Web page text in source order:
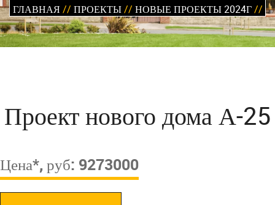
ГЛАВНАЯ // ПРОЕКТЫ // НОВЫЕ ПРОЕКТЫ 2024Г //
Проект нового дома А-25
Цена*, руб: 9273000